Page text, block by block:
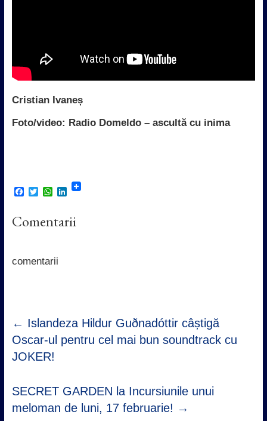
Cristian Ivaneș
Foto/video: Radio Domeldo – ascultă cu inima
F
e
b
k
T
t
t
W
t
s
p
L
k
e
Comentarii
comentarii
← Islandeza Hildur Guðnadóttir câștigă
Oscar-ul pentru cel mai bun soundtrack cu
JOKER!
SECRET GARDEN la Incursiunile unui
meloman de luni, 17 februarie! →